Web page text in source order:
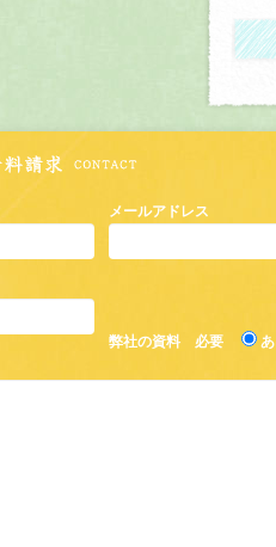
メールアドレス
弊社の資料 必要